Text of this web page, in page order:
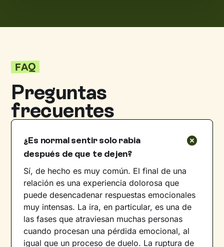
FAQ
Preguntas
frecuentes
¿Es normal sentir solo rabia
después de que te dejen?
Sí, de hecho es muy común. El final de una
relación es una experiencia dolorosa que
puede desencadenar respuestas emocionales
muy intensas. La ira, en particular, es una de
las fases que atraviesan muchas personas
cuando procesan una pérdida emocional, al
igual que un proceso de duelo. La ruptura de